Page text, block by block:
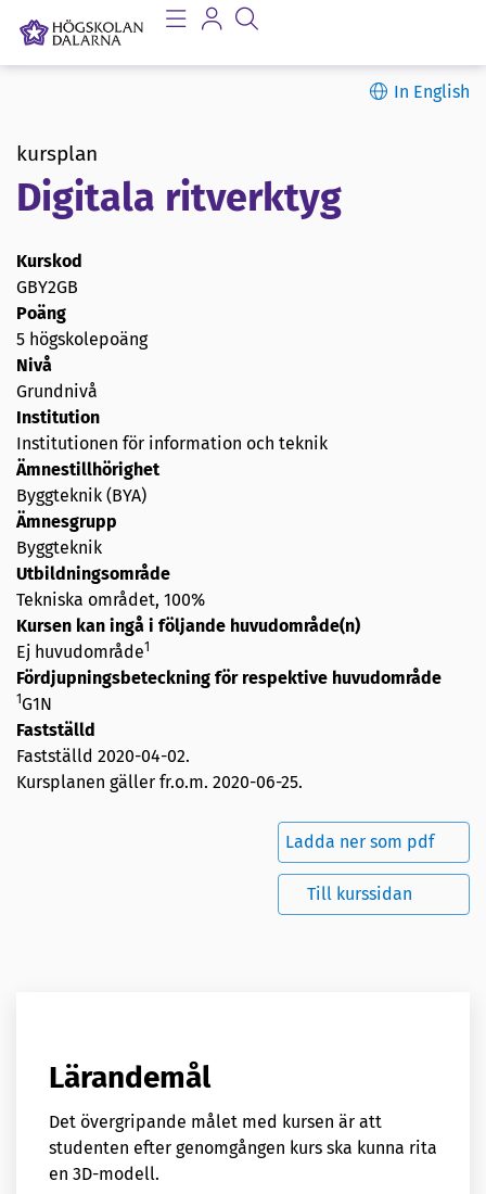
In English
kursplan
Digitala ritverktyg
Kurskod
GBY2GB
Poäng
5 högskolepoäng
Nivå
Grundnivå
Institution
Institutionen för information och teknik
Ämnestillhörighet
Byggteknik (BYA)
Ämnesgrupp
Byggteknik
Utbildningsområde
Tekniska området, 100%
Kursen kan ingå i följande huvudområde(n)
Ej huvudområde1
Fördjupningsbeteckning för respektive huvudområde
1G1N
Fastställd
Fastställd 2020-04-02.
Kursplanen gäller fr.o.m. 2020-06-25.
Ladda ner som pdf
Till kurssidan
Lärandemål
Det övergripande målet med kursen är att
studenten efter genomgången kurs ska kunna rita
en 3D-modell.